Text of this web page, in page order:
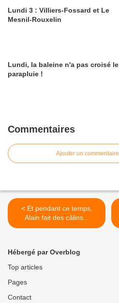
Lundi 3 : Villiers-Fossard et Le
Mesnil-Rouxelin
Lundi, la baleine n'a pas croisé le
parapluie !
Commentaires
Ajouter un commentaire
< Et pendant ce temps,
Alain fait des câlins...
Hébergé par Overblog
Top articles
Pages
Contact